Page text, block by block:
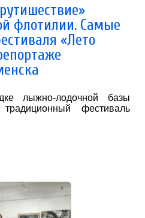
флотилии. Самые
«Лето
лыжно-лодочной базы
фестиваль